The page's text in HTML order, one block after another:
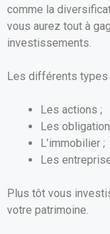
comme la
vous aurez tout à
investissements.
Les différents types
Les actions ;
Les
L’immobilier ;
Les
Plus tôt vous
votre patrimoine.